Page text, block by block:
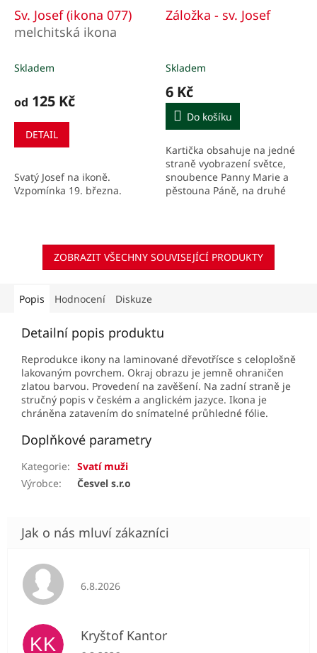
Sv. Josef (ikona 077)
melchitská ikona
Skladem
od 125 Kč
DETAIL
Svatý Josef na ikoně.
Vzpomínka 19. března.
Záložka - sv. Josef
Skladem
6 Kč
Do košíku
Kartička obsahuje na jedné
straně vyobrazení světce,
snoubence Panny Marie a
pěstouna Páně, na druhé
ZOBRAZIT VŠECHNY SOUVISEJÍCÍ PRODUKTY
Popis Hodnocení Diskuze
Detailní popis produktu
Reprodukce ikony na laminované dřevotřísce s celoplošně
lakovaným povrchem. Okraj obrazu je jemně ohraničen
zlatou barvou. Provedení na zavěšení. Na zadní straně je
stručný popis v českém a anglickém jazyce. Ikona je
chráněna zatavením do snímatelné průhledné fólie.
Doplňkové parametry
Kategorie: Svatí muži
Výrobce: Česvel s.r.o
Hodnocení obchodu je 5 z 5 hvězdiček.
6.8.2026
KK Kryštof Kantor